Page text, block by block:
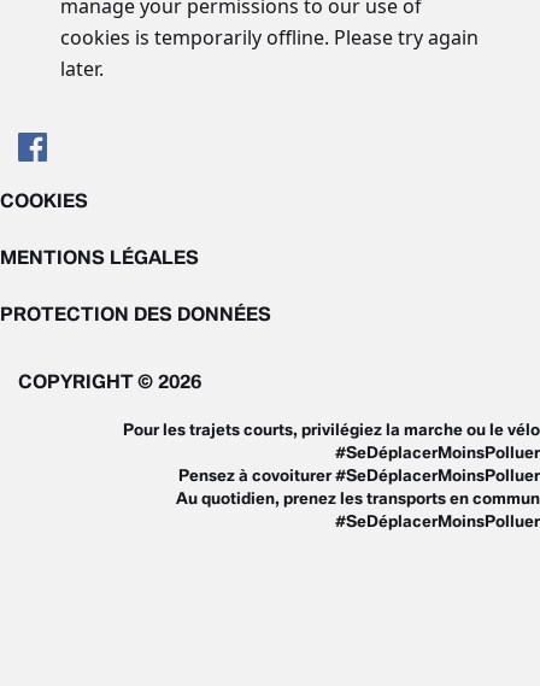
COOKIES
MENTIONS LÉGALES
PROTECTION DES DONNÉES
COPYRIGHT © 2026
Pour les trajets courts, privilégiez la marche ou le vélo
#SeDéplacerMoinsPolluer
Pensez à covoiturer #SeDéplacerMoinsPolluer
Au quotidien, prenez les transports en commun
#SeDéplacerMoinsPolluer